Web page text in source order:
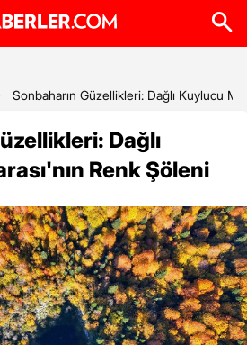
Sonbaharın Güzellikleri: Dağlı Kuylucu
Dağlı
Renk Şöleni